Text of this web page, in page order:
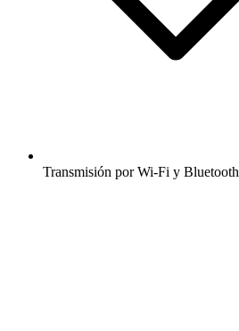
Transmisión por Wi-Fi y Bluetooth